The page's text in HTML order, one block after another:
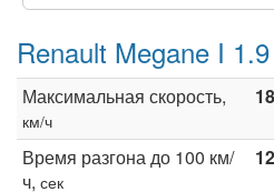
Renault Megane I
Максимальная скорость,
км/ч
Время разгона до 100 км/
ч, сек